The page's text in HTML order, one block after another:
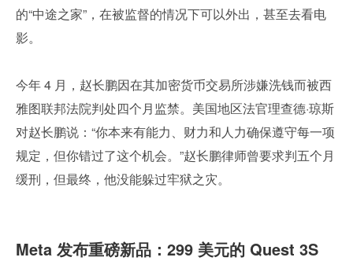
的“中途之家”，在被监督的情况下可以外出，甚至去看电
影。
今年 4 月，赵长鹏因在其加密货币交易所涉嫌洗钱而被西
雅图联邦法院判处四个月监禁。美国地区法官理查德·琼斯
对赵长鹏说：“你本来有能力、财力和人力确保遵守每一项
规定，但你错过了这个机会。”赵长鹏律师曾要求判五个月
缓刑，但最终，他没能躲过牢狱之灾。
Meta 发布重磅新品：299 美元的 Quest 3S